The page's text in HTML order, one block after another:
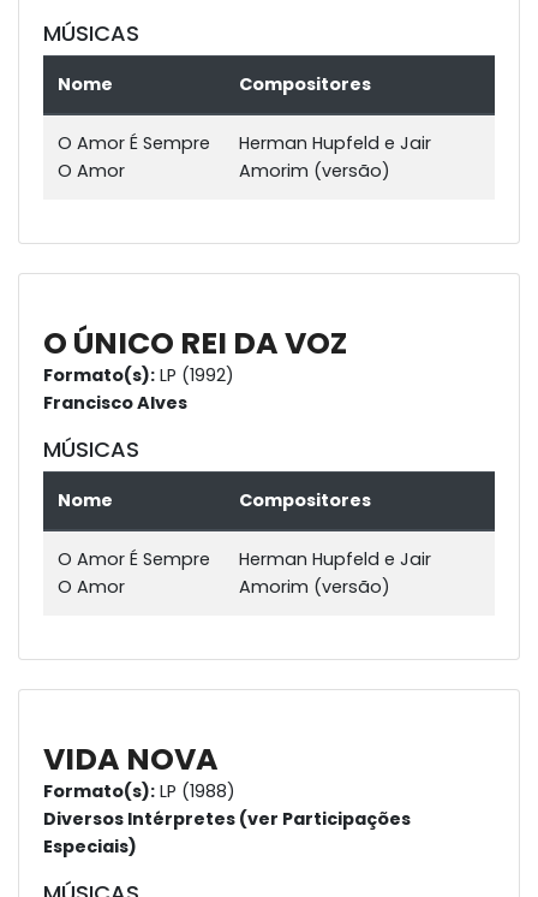
MÚSICAS
Nome Compositores
O Amor É Sempre
O Amor
Herman Hupfeld e Jair
Amorim (versão)
O ÚNICO REI DA VOZ
Formato(s): LP (1992)
Francisco Alves
MÚSICAS
Nome Compositores
O Amor É Sempre
O Amor
Herman Hupfeld e Jair
Amorim (versão)
VIDA NOVA
Formato(s): LP (1988)
Diversos Intérpretes (ver Participações
Especiais)